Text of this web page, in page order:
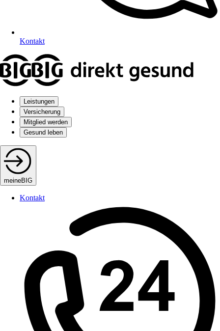
Kontakt
Leistungen
Versicherung
Mitglied werden
Gesund leben
meineBIG
Kontakt